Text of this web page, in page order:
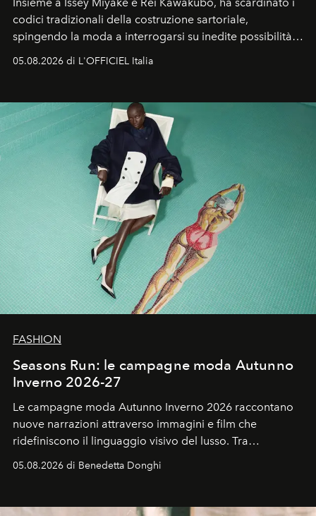
codici tradizionali della costruzione sartoriale,
spingendo la moda a interrogarsi su inedite possibilità
un’impronta indelebile nella storia della moda.
05.08.2026 di L'OFFICIEL Italia
FASHION
Seasons Run: le campagne moda Autunno
Inverno 2026-27
Le campagne moda Autunno Inverno 2026 raccontano
nuove narrazioni attraverso immagini e film che
ridefiniscono il linguaggio visivo del lusso. Tra
contemporanea e storytelling d'autore, le maison
di esprimere identità, visione e desiderio.
05.08.2026 di Benedetta Donghi